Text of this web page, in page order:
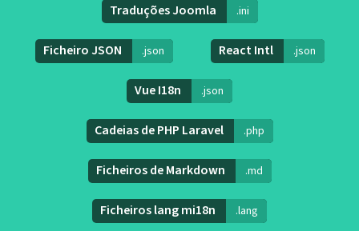
Traduções Joomla .ini
Ficheiro JSON .json React Intl .json
Vue I18n .json
Cadeias de PHP Laravel .php
Ficheiros de Markdown .md
Ficheiros lang mi18n .lang